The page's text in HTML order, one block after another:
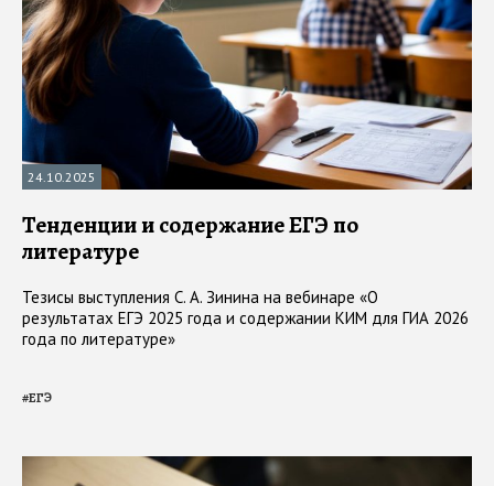
24.10.2025
Тенденции и содержание ЕГЭ по
литературе
Тезисы выступления С. А. Зинина на вебинаре «О
результатах ЕГЭ 2025 года и содержании КИМ для ГИА 2026
года по литературе»
#ЕГЭ